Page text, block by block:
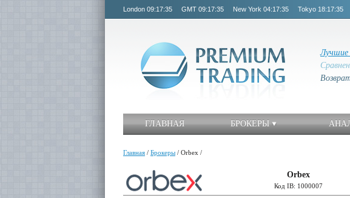
London 09:17:35 GMT 09:17:35 New York 04:17:35 Tokyo 18:17:35
Лучшие
ГЛАВНАЯ БРОКЕРЫ
Главная / Брокеры / Orbex /
Orbex
Код IB: 1000007